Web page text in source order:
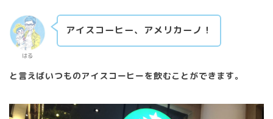
はる
アイスコーヒー、アメリカーノ！
と言えばいつものアイスコーヒーを飲むことができます。